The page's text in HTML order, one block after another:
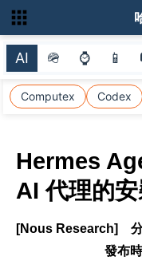
AI 🪖 ⌚ 📱
Computex Codex
Hermes
AI 代理的
[Nous Research]
發布